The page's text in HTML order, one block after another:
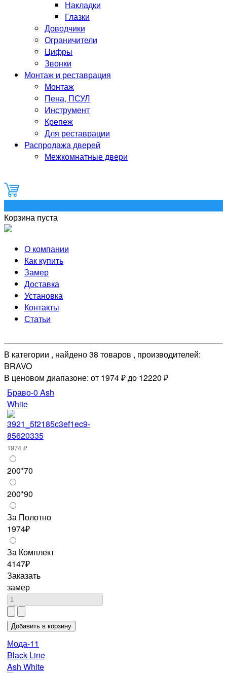
Накладки
Глазки
Доводчики
Ограничители
Цифры
Звонки
Монтаж и реставрация
Монтаж
Пена, ПСУЛ
Инструмент
Крепеж
Для реставрации
Распродажа дверей
Межкомнатные двери
Корзина пуста
О компании
Как купить
Замер
Доставка
Установка
Контакты
Статьи
В категории , найдено 38 товаров , производителей:
BRAVO
В ценовом диапазоне: от 1974 ₽ до 12220 ₽
Браво-0 Ash
White
1974 ₽
200*70
200*90
За Полотно
1974₽
За Комплект
4147₽
Заказать
замер
Мода-11
Black Line
Ash White